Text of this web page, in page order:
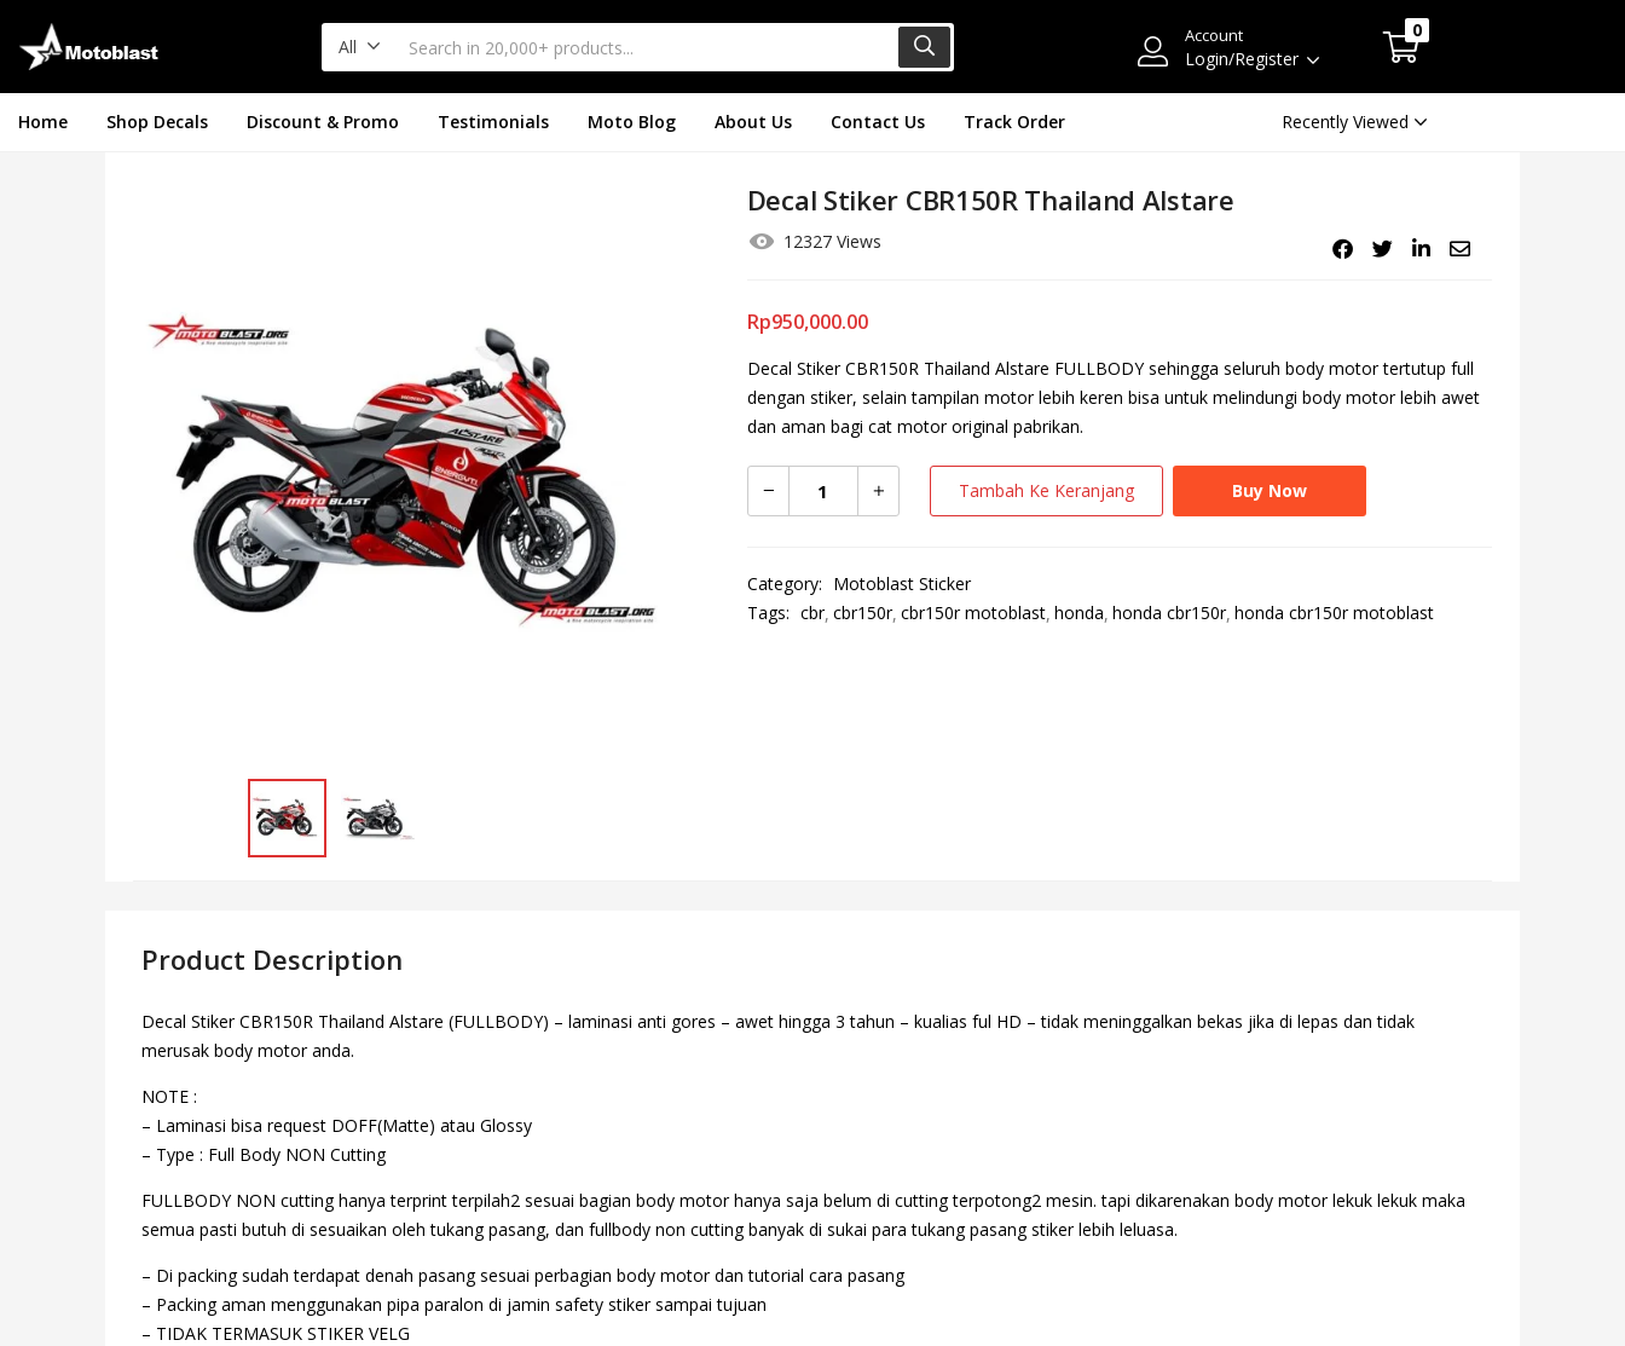
All
Account
Login/Register
0
Home Shop Decals Discount & Promo Testimonials Moto Blog About Us Contact Us Track Order Recently Viewed
Decal Stiker CBR150R Thailand Alstare
12327 Views
Rp950,000.00
Decal Stiker CBR150R Thailand Alstare FULLBODY sehingga seluruh body motor tertutup full
dengan stiker, selain tampilan motor lebih keren bisa untuk melindungi body motor lebih awet
dan aman bagi cat motor original pabrikan.
Tambah Ke Keranjang Buy Now
Category: Motoblast Sticker
Tags: cbr cbr150r cbr150r motoblast honda honda cbr150r honda cbr150r motoblast
Product Description
Decal Stiker CBR150R Thailand Alstare (FULLBODY) – laminasi anti gores – awet hingga 3 tahun – kualias ful HD – tidak meninggalkan bekas jika di lepas dan tidak
merusak body motor anda.
NOTE :
– Laminasi bisa request DOFF(Matte) atau Glossy
– Type : Full Body NON Cutting
FULLBODY NON cutting hanya terprint terpilah2 sesuai bagian body motor hanya saja belum di cutting terpotong2 mesin. tapi dikarenakan body motor lekuk lekuk maka
semua pasti butuh di sesuaikan oleh tukang pasang, dan fullbody non cutting banyak di sukai para tukang pasang stiker lebih leluasa.
– Di packing sudah terdapat denah pasang sesuai perbagian body motor dan tutorial cara pasang
– Packing aman menggunakan pipa paralon di jamin safety stiker sampai tujuan
– TIDAK TERMASUK STIKER VELG